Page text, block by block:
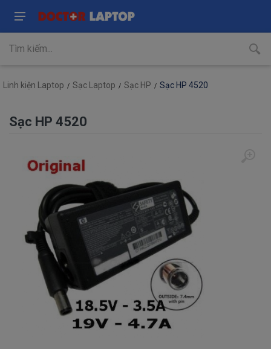
Linh kiện Laptop Sạc Laptop Sạc HP Sạc HP 4520
Sạc HP 4520